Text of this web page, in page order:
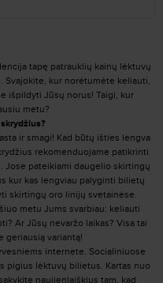
tapę patrauklių kainų lėktuvų
Svajokite, kur norėtumėte keliauti,
išpildyti Jūsų norus! Taigi, kur
metu?
ir smagi! Kad būtų išties lengva
rekomenduojame patikrinti
Jose pateikiami daugelio skirtingų
kur kas lengviau palyginti bilietų
skirtingų oro linijų svetainėse.
metu Jums svarbiau: keliauti
Ar Jūsų nevaržo laikas? Visa tai
geriausią variantą!
internete. Socialiniuose
pigius lėktuvų bilietus. Kartas nuo
naujienlaiškius tam, kad